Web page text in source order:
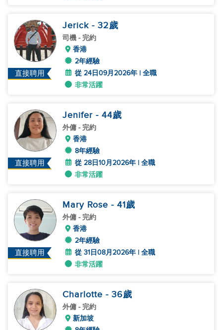
直接聘用
Jerick - 32歲
司機 - 完約
香港
2年經驗
從 24日09月2026年 | 全職
非常活躍
直接聘用
Jenifer - 44歲
外傭 - 完約
香港
8年經驗
從 28日10月2026年 | 全職
非常活躍
直接聘用
Mary Rose - 41歲
外傭 - 完約
香港
2年經驗
從 31日08月2026年 | 全職
非常活躍
Charlotte - 36歲
外傭 - 完約
新加坡